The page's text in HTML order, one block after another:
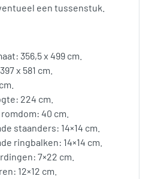
een tussenstuk.
356,5 x 499 cm.
x 581 cm.
224 cm.
40 cm.
staanders: 14×14 cm.
ringbalken: 14×14 cm.
7×22 cm.
12×12 cm.